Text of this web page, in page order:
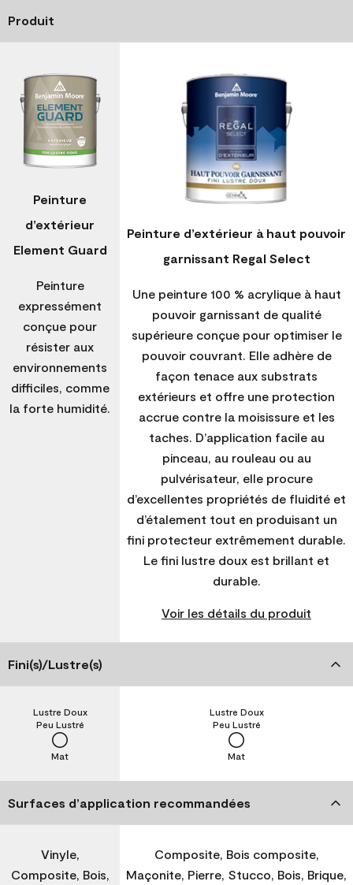
Produit
Peinture
d’extérieur
Element Guard
Peinture
expressément
conçue pour
résister aux
environnements
difficiles, comme
la forte humidité.
Peinture d’extérieur à haut pouvoir
garnissant Regal Select
Une peinture 100 % acrylique à haut
pouvoir garnissant de qualité
supérieure conçue pour optimiser le
pouvoir couvrant. Elle adhère de
façon tenace aux substrats
extérieurs et offre une protection
accrue contre la moisissure et les
taches. D’application facile au
pinceau, au rouleau ou au
pulvérisateur, elle procure
d’excellentes propriétés de fluidité et
d’étalement tout en produisant un
fini protecteur extrêmement durable.
Le fini lustre doux est brillant et
durable.
Voir les détails du produit
Fini(s)/Lustre(s)
Mat
Peu Lustré
Lustre Doux
Mat
Peu Lustré
Lustre Doux
Surfaces d’application recommandées
Vinyle,
Composite, Bois,
Composite, Bois composite,
Maçonite, Pierre, Stucco, Bois, Brique,